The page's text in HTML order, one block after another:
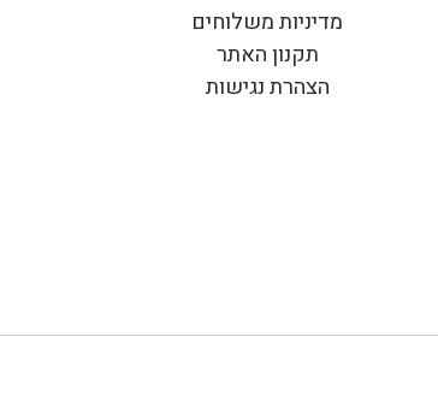
מדיניות משלוחים
תקנון האתר
הצהרת נגישות